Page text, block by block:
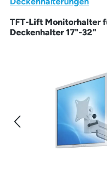
TFT-Lift Monitorhalter
Deckenhalter 17"-32"
Bildergalerie